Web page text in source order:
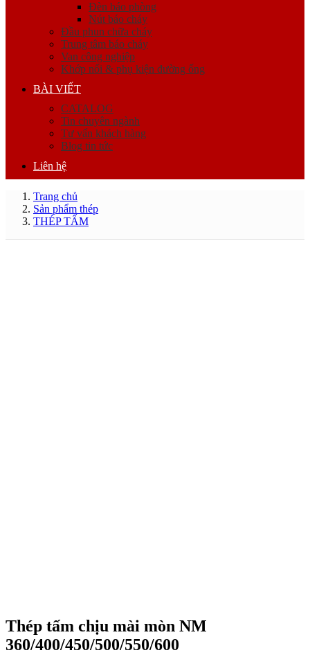
Đèn báo phòng
Nút báo cháy
Đầu phun chữa cháy
Trung tâm báo cháy
Van công nghiệp
Khớp nối & phụ kiện đường ống
BÀI VIẾT
CATALOG
Tin chuyên ngành
Tư vấn khách hàng
Blog tin tức
Liên hệ
Trang chủ
Sản phẩm thép
THÉP TẤM
Thép tấm chịu mài mòn NM
360/400/450/500/550/600